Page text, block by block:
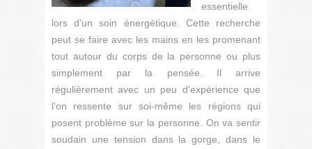
essentielle
lors d'un soin énergétique. Cette recherche
peut se faire avec les mains en les promenant
tout autour du corps de la personne ou plus
simplement par la pensée. Il arrive
régulièrement avec un peu d'expérience que
l'on ressente sur soi-même les régions qui
posent problème sur la personne. On va sentir
soudain une tension dans la gorge, dans le